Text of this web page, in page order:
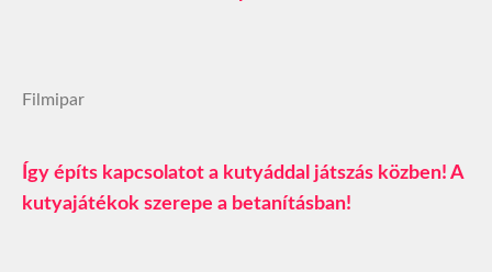
Filmipar
Így építs kapcsolatot a kutyáddal játszás közben! A
kutyajátékok szerepe a betanításban!